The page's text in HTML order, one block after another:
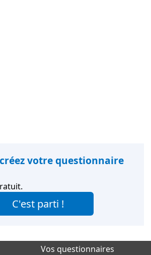
votre questionnaire
C'est parti !
Vos questionnaires